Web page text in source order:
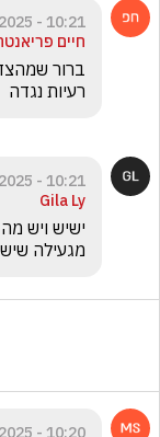
10:21 - 03.11.2025
חיים
רעיות נגדה
10:21 - 03.11.2025
Gila Ly
מגעילה
10:20 - 03.11.2025